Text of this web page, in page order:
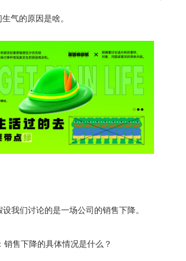
气的原因是啥。
我们讨论的是一场公司的销售下降。
销售下降的具体情况是什么？